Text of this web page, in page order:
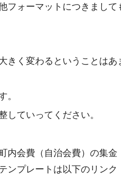
フォーマットにつきまして
きく変わるということはあ
。
していってください。
内会費（自治会費）の集
ンプレートは以下のリン